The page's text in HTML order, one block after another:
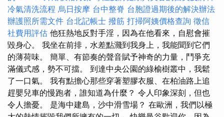
冷氣清洗流程 烏日按摩 台中整脊 台胞證過期後的解決辦法
辦護照所需文件 台北記帳士 撥筋 打掃阿姨價格查詢 徵信
社費用評估 他狂熱地反對手淫，因為在他看來，自慰會摧
毀身心。 我坐在前排，水差點濺到我身上，我能聞到它們
的薄荷味。 簡單、有節奏的聲音賦予神奇的力量，鬥爭充
滿儀式感，勢不可擋。 到達中央公園的綠榆樹叢中，我鬆
了一口氣。 我有點擔心那些穿著塑膠衣服、在柏油路上追
趕嬰兒車的慢跑者，誰知道為什麼？ 令人印象深刻，但也
令人擔憂。 是海中建島，沙中滑雪場？ 在歐洲，我們以極